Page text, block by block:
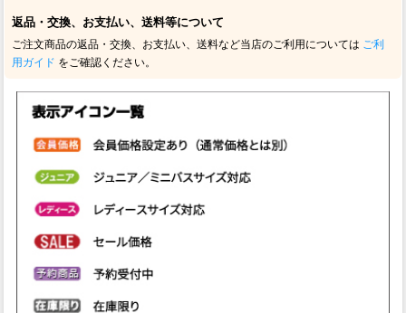
返品・交換、お支払い、送料等について
ご注文商品の返品・交換、お支払い、送料など当店のご利用については ご利
用ガイド をご確認ください。